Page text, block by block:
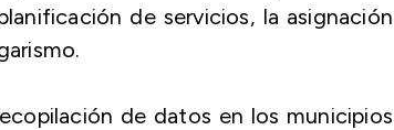
de servicios, la asignación
de datos en los municipios